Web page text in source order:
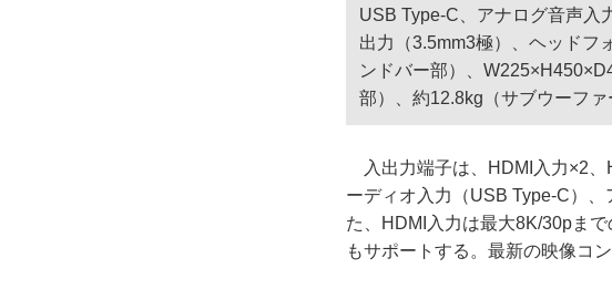
USB Type-C、アナログ音声入
出力（3.5mm3極）、ヘッドフ
ンドバー部）、
部）、約12.8kg（サブウーファ
入出力端子は、HDMI入力×2、
ーディオ入力（USB Type-C）
た、HDMI入力は最大8K/30pま
もサポートする。最新の映像コ